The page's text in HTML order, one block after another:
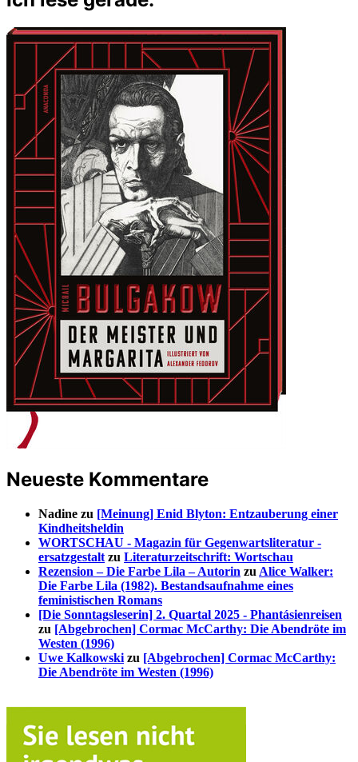
Neueste Kommentare
Nadine zu [Meinung] Enid Blyton: Entzauberung einer
Kindheitsheldin
WORTSCHAU - Magazin für Gegenwartsliteratur -
ersatzgestalt zu Literaturzeitschrift: Wortschau
Rezension – Die Farbe Lila – Autorin zu Alice Walker:
Die Farbe Lila (1982). Bestandsaufnahme eines
feministischen Romans
[Die Sonntagsleserin] 2. Quartal 2025 - Phantásienreisen
zu [Abgebrochen] Cormac McCarthy: Die Abendröte im
Westen (1996)
Uwe Kalkowski zu [Abgebrochen] Cormac McCarthy:
Die Abendröte im Westen (1996)